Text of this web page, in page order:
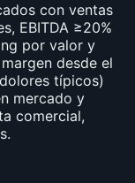
con ventas
EBITDA ≥20%
por valor y
desde el
típicos)
mercado y
comercial,